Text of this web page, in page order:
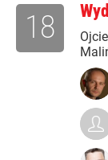
18